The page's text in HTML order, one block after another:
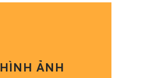
ẢNH